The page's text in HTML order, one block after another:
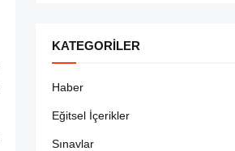
KATEGORILER
Haber
Eğitsel İçerikler
Sınavlar